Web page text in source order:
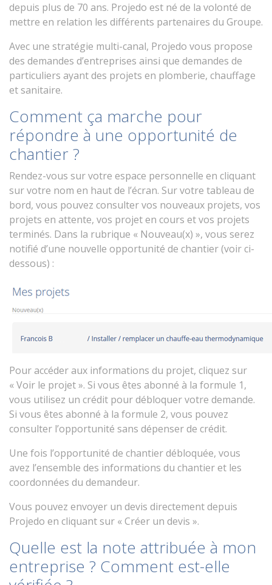
depuis plus de 70 ans. Projedo est né de la volonté de
mettre en relation les différents partenaires du Groupe.
Avec une stratégie multi-canal, Projedo vous propose
des demandes d’entreprises ainsi que demandes de
particuliers ayant des projets en plomberie, chauffage
et sanitaire.
Comment ça marche pour
répondre à une opportunité de
chantier ?
Rendez-vous sur votre espace personnelle en cliquant
sur votre nom en haut de l’écran. Sur votre tableau de
bord, vous pouvez consulter vos nouveaux projets, vos
projets en attente, vos projet en cours et vos projets
terminés. Dans la rubrique « Nouveau(x) », vous serez
notifié d’une nouvelle opportunité de chantier (voir ci-
dessous) :
Pour accéder aux informations du projet, cliquez sur
« Voir le projet ». Si vous êtes abonné à la formule 1,
vous utilisez un crédit pour débloquer votre demande.
Si vous êtes abonné à la formule 2, vous pouvez
consulter l’opportunité sans dépenser de crédit.
Une fois l’opportunité de chantier débloquée, vous
avez l’ensemble des informations du chantier et les
coordonnées du demandeur.
Vous pouvez envoyer un devis directement depuis
Projedo en cliquant sur « Créer un devis ».
Quelle est la note attribuée à mon
entreprise ? Comment est-elle